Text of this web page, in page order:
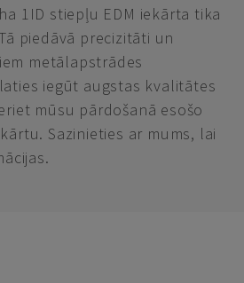
1ID stiepļu EDM iekārta tika
piedāvā precizitāti un
metālapstrādes
iegūt augstas kvalitātes
mūsu pārdošanā esošo
Sazinieties ar mums, lai